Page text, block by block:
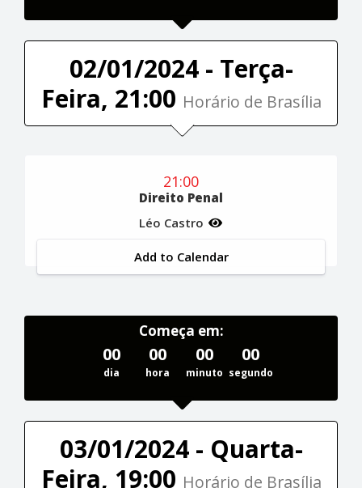
02/01/2024 - Terça-
Feira, 21:00 Horário de Brasília
21:00
Direito Penal
Léo Castro
Add to Calendar
Começa em:
00
dia
00
hora
00
minuto
00
segundo
03/01/2024 - Quarta-
Feira, 19:00 Horário de Brasília